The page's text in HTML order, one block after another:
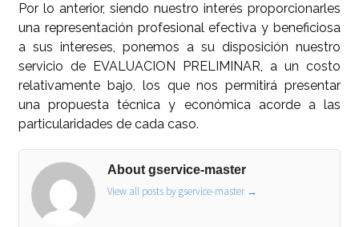
Por lo anterior, siendo nuestro interés proporcionarles
una representación profesional efectiva y beneficiosa
a sus intereses, ponemos a su disposición nuestro
servicio de EVALUACION PRELIMINAR, a un costo
relativamente bajo, los que nos permitirá presentar
una propuesta técnica y económica acorde a las
particularidades de cada caso.
About gservice-master
View all posts by gservice-master →